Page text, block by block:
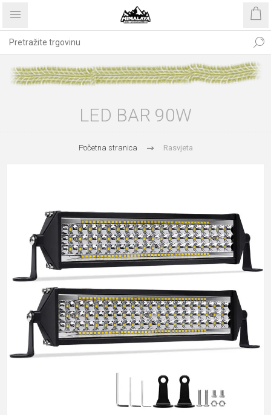
LED BAR 90W
Početna stranica Rasvjeta